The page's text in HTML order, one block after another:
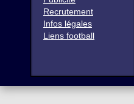
Recrutement
Infos légales
Liens football